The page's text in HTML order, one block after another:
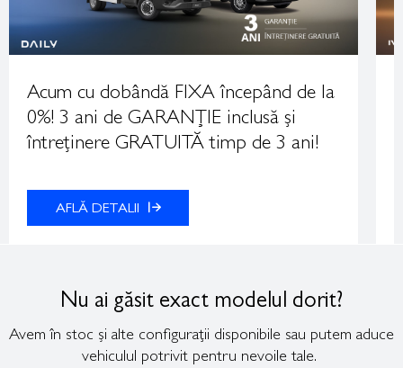
Acum cu dobândă FIXA începând de la
0%! 3 ani de GARANȚIE inclusă și
întreținere GRATUITĂ timp de 3 ani!
AFLĂ DETALII
Nu ai găsit exact modelul dorit?
Avem în stoc și alte configurații disponibile sau putem aduce
vehiculul potrivit pentru nevoile tale.